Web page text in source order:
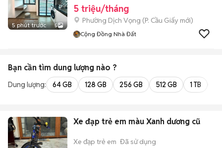
5 phút trước 5
5 triệu/tháng
Phường Dịch Vọng (P. Cầu Giấy mới)
Cộng Đồng Nhà Đất
Bạn cần tìm dung lượng nào ?
Dung lượng: 64 GB 128 GB 256 GB 512 GB 1 TB
Xe đạp trẻ em màu Xanh dương cũ
Xe đạp trẻ em Đã sử dụng